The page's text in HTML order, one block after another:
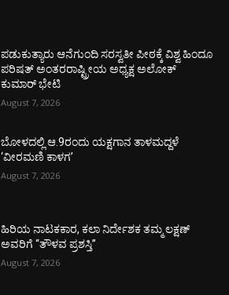
ಪಡುಕುತ್ಯಾರು ಆನೆಗುಂದಿ ಸರಸ್ವತೀ ಪೀಠಕ್ಕೆ ವಿಶ್ವ ಹಿಂದೂ
ಪರಿಷತ್ ಅಂತರರಾಷ್ಟ್ರೀಯ ಅಧ್ಯಕ್ಷ ಅಲೋಕ್
ಕುಮಾರ್ ಭೇಟಿ
August 7, 2026
ಬೋಳದಲ್ಲಿ ಆ.9ರಂದು ಯಕ್ಷಗಾನ ತಾಳಮದ್ದಳೆ
‘ವೀರಮಣಿ ಕಾಳಗ’
August 7, 2026
ಹಿರಿಯ ನಾಟಕಕಾರ, ಕಲಾ ನಿರ್ದೇಶಕ ತಮ್ಮ ಲಕ್ಷಣ್
ಅವರಿಗೆ “ತೌಳವ ಪ್ರಶಸ್ತಿ”
August 7, 2026